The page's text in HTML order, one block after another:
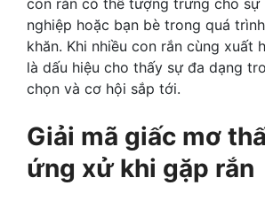
nghiệp hoặc bạn bè trong quá
khăn. Khi nhiều con rắn cùng xuất
là dấu hiệu cho thấy sự đa dạng
chọn và cơ hội sắp tới.
Giải mã giấc mơ
ứng xử khi gặp rắn